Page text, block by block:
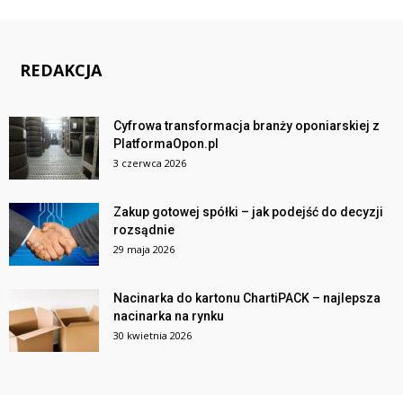
REDAKCJA
Cyfrowa transformacja branży oponiarskiej z
PlatformaOpon.pl
3 czerwca 2026
Zakup gotowej spółki – jak podejść do decyzji
rozsądnie
29 maja 2026
Nacinarka do kartonu ChartiPACK – najlepsza
nacinarka na rynku
30 kwietnia 2026